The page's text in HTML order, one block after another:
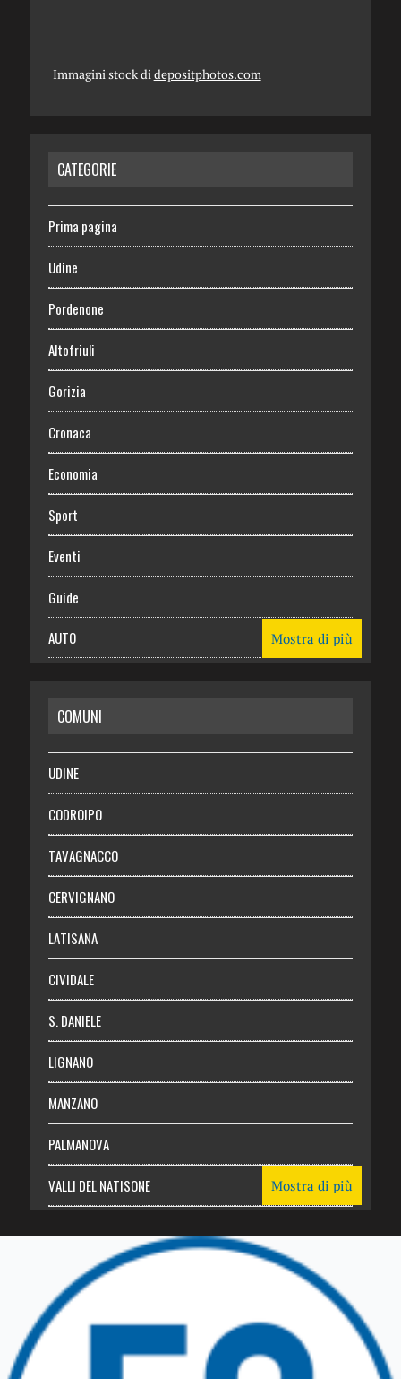
Immagini stock di depositphotos.com
CATEGORIE
Prima pagina
Udine
Pordenone
Altofriuli
Gorizia
Cronaca
Economia
Sport
Eventi
Guide
AUTO
RISPARMIO
SALUTE
Necrologie
Chi siamo
Abbonati
Login
Mostra di più
COMUNI
UDINE
CODROIPO
TAVAGNACCO
CERVIGNANO
LATISANA
CIVIDALE
S. DANIELE
LIGNANO
MANZANO
PALMANOVA
VALLI DEL NATISONE
TRICESIMO
TARCENTO
GEMONA DEL FRIULI
Mostra di più